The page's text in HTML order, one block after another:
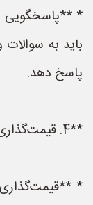
* **پاسخگویی
باید به
پاسخ دهد.
**4. قیمت‌گذاری مناسب:**
* **قیمت‌گذاری